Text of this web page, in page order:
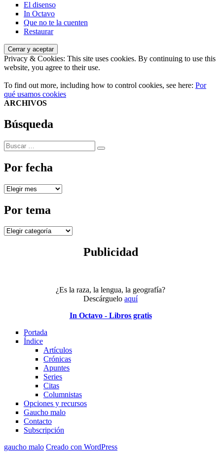
El disenso
In Octavo
Que no te la cuenten
Restaurar
Privacy & Cookies: This site uses cookies. By continuing to use this
website, you agree to their use.
To find out more, including how to control cookies, see here: Por
qué usamos cookies
ARCHIVOS
Búsqueda
Buscar
por:
Buscar
Por fecha
Por
Por tema
Por
Publicidad
¿Es la raza, la lengua, la geografía?
Descárguelo aquí
In Octavo - Libros gratis
Portada
Índice
Artículos
Crónicas
Apuntes
Series
Citas
Columnistas
Opciones y recursos
Gaucho malo
Contacto
Subscripción
gaucho malo Creado con WordPress